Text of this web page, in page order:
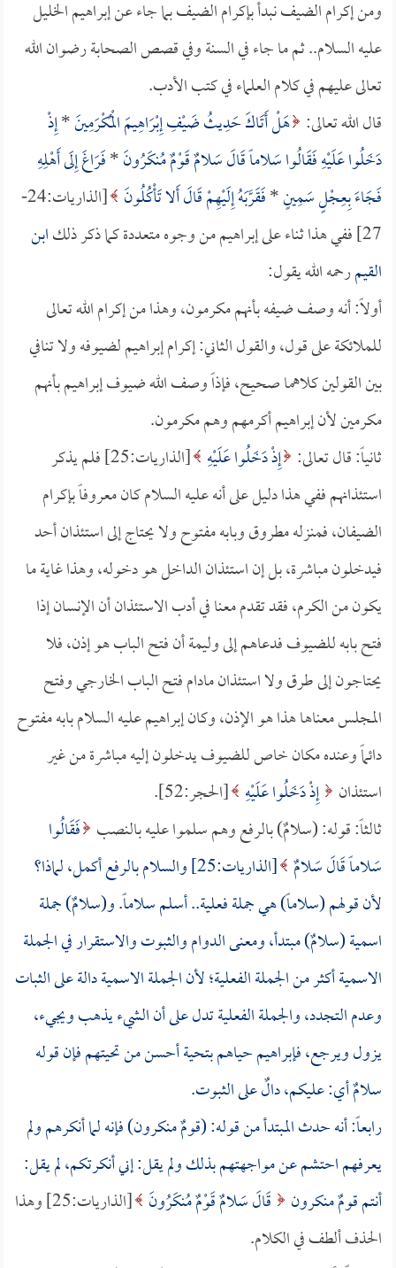
ومن إكرام الضيف نبدأ بإكرام الضيف بما جاء عن إبراهيم الخليل
عليه السلام.. ثم ما جاء في السنة وفي قصص الصحابة رضوان الله
تعالى عليهم في كلام العلماء في كتب الأدب.
قال الله تعالى: هَلْ أَتَاكَ حَدِيثُ ضَيْفِ إِبْرَاهِيمَ الْمُكْرَمِينَ*إِذْ
دَخَلُوا عَلَيْهِ فَقَالُوا سَلاماً قَالَ سَلامٌ قَوْمٌ مُنكَرُونَ*فَرَاغَ إِلَى أَهْلِهِ
فَجَاءَ بِعِجْلٍ سَمِينٍ*فَقَرَّبَهُ إِلَيْهِمْ قَالَ أَلا تَأْكُلُونَ
[الذاريات:24-
27] ففي هذا ثناء على إبراهيم من وجوه متعددة كما ذكر ذلك
ابن
القيمرحمه الله يقول:
أولاً: أنه وصف ضيفه بأنهم مكرمون، وهذا من إكرام الله تعالى
للملائكة على قول، والقول الثاني: إكرام إبراهيم لضيوفه ولا تنافي
بين القولين كلاهما صحيح، فإذاً وصف الله ضيوف إبراهيم بأنهم
مكرمين لأن إبراهيم أكرمهم وهم مكرمون.
ثانياً: قال تعالى: إِذْ دَخَلُوا عَلَيْهِ
[الذاريات:25] فلم يذكر
استئذانهم ففي هذا دليل على أنه عليه السلام كان معروفاً بإكرام
الضيفان، فمنزله مطروق وبابه مفتوح ولا يحتاج إلى استئذان أحد
فيدخلون مباشرة، بل إن استئذان الداخل هو دخوله، وهذا غاية ما
يكون من الكرم، فقد تقدم معنا في أدب الاستئذان أن الإنسان إذا
فتح بابه للضيوف فدعاهم إلى وليمة أن فتح الباب هو إذن، فلا
يحتاجون إلى طرق ولا استئذان مادام فتح الباب الخارجي وفتح
المجلس معناها هذا هو الإذن، وكان إبراهيم عليه السلام بابه مفتوح
دائماً وعنده مكان خاص للضيوف يدخلون إليه مباشرة من غير
استئذان إِذْ دَخَلُوا عَلَيْهِ [الحجر:52].
ثالثاً: قوله: (سلامٌ) بالرفع وهم سلموا عليه بالنصب فَقَالُوا
سَلاماً قَالَ سَلامٌ [الذاريات:25] والسلام بالرفع أكمل، لماذا؟
لأن قولهم (سلاماً) هي جملة فعلية.. أسلم سلاماً. و(سلامٌ) جملة
اسمية (سلامٌ) مبتدأ، ومعنى الدوام والثبوت والاستقرار في الجملة
الاسمية أكثر من الجملة الفعلية؛ لأن الجملة الاسمية دالة على الثبات
وعدم التجدد، والجملة الفعلية تدل على أن الشيء يذهب ويجيء،
يزول ويرجع، فإبراهيم حياهم بتحية أحسن من تحيتهم فإن قوله
سلامٌ أي: عليكم، دالٌ على الثبوت.
رابعاً: أنه حدث المبتدأ من قوله: (قومٌ منكرون) فإنه لما أنكرهم ولم
يعرفهم احتشم عن مواجهتهم بذلك ولم يقل: إني أنكرتكم، لم يقل:
أنتم قومٌ منكرون
قَالَ سَلامٌ قَوْمٌ مُنكَرُونَ
[الذاريات:25] وهذا
الحذف ألطف في الكلام.